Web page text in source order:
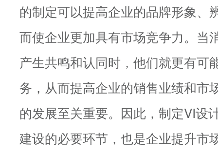
的制定可以提高企业的品牌形象、
而使企业更加具有市场竞争力。当
产生共鸣和认同时，他们就更有可
务，从而提高企业的销售业绩和市
的发展至关重要。因此，制定VI设
建设的必要环节，也是企业提升市